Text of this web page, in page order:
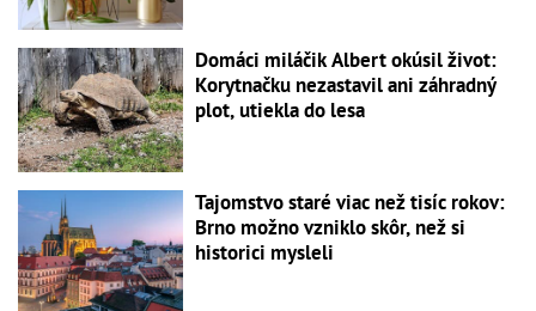
Domáci miláčik Albert okúsil život:
Korytnačku nezastavil ani záhradný
plot, utiekla do lesa
Tajomstvo staré viac než tisíc rokov:
Brno možno vzniklo skôr, než si
historici mysleli